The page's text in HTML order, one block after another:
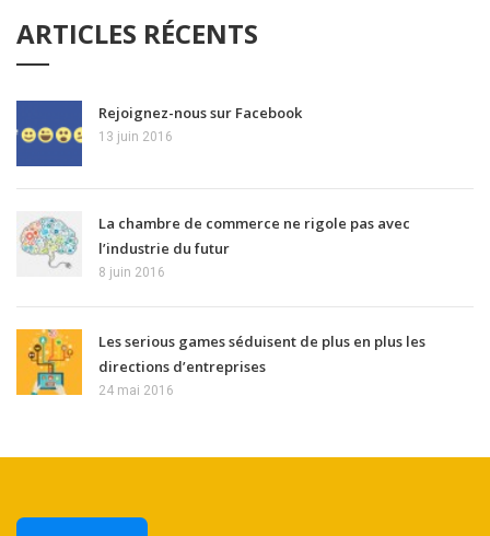
ARTICLES RÉCENTS
Rejoignez-nous sur Facebook
13 juin 2016
La chambre de commerce ne rigole pas avec
l’industrie du futur
8 juin 2016
Les serious games séduisent de plus en plus les
directions d’entreprises
24 mai 2016